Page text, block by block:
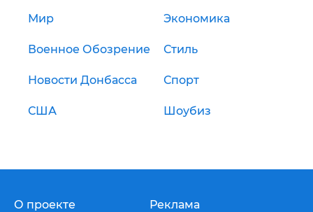
Мир Экономика
Военное Обозрение Стиль
Новости Донбасса Спорт
США Шоубиз
О проекте Реклама